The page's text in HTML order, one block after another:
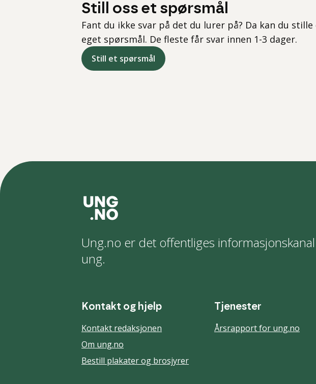
Still oss et spørsmål
Fant du ikke svar på det du lurer på? Da kan du stille
eget spørsmål. De fleste får svar innen 1-3 dager.
Still et spørsmål
Ung.no er det offentliges
ung.
Kontakt og hjelp
Kontakt redaksjonen
Om ung.no
Bestill plakater og brosjyrer
Tjenester
Årsrapport for ung.no